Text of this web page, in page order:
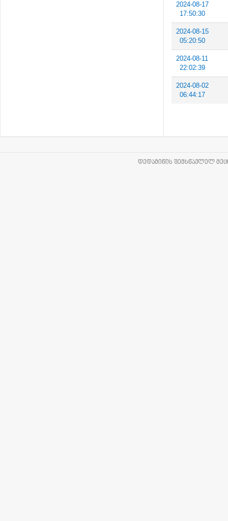
2024-08-17
17:50:30
2024-08-15
05:20:50
2024-08-11
22:02:39
2024-08-02
06:44:17
ᲓᲔᲓᲐᲛᲘᲬᲘᲡ ᲨᲔᲛᲡᲬᲐᲕᲚᲔᲚ